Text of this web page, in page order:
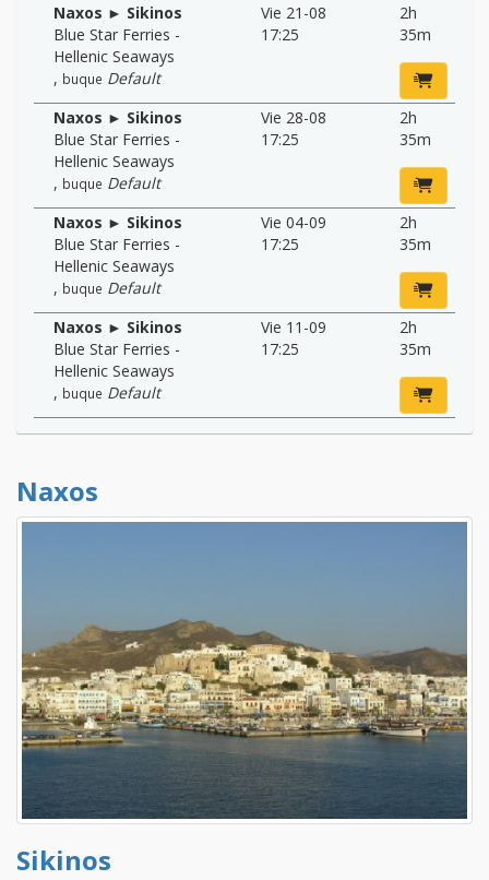
Naxos ► Sikinos
Blue Star Ferries -
Hellenic Seaways
, buque Default
Vie 21-08
17:25
2h
35m
Naxos ► Sikinos
Blue Star Ferries -
Hellenic Seaways
, buque Default
Vie 28-08
17:25
2h
35m
Naxos ► Sikinos
Blue Star Ferries -
Hellenic Seaways
, buque Default
Vie 04-09
17:25
2h
35m
Naxos ► Sikinos
Blue Star Ferries -
Hellenic Seaways
, buque Default
Vie 11-09
17:25
2h
35m
Naxos
Sikinos